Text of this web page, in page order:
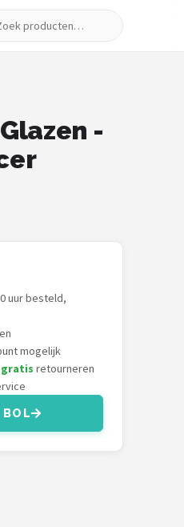
-
uur besteld,
mogelijk
gratis retourneren
BOL